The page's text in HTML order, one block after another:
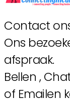
Contact
Ons
afspraak.
Bellen ,
of Emailen